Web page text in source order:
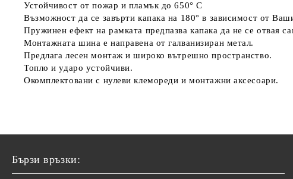
Устойчивост от пожар и пламък до 650° С
Възможност да се завърти капака на 180° в зависимост от
Пружинен ефект на рамката предпазва капака да не се отвая
Монтажната шина е направена от галванизиран метал.
Предлага лесен монтаж и широко вътрешно пространство.
Топло и ударо устойчиви.
Окомплектовани с нулеви клемореди и монтажни аксесоари.
Бързи връзки: